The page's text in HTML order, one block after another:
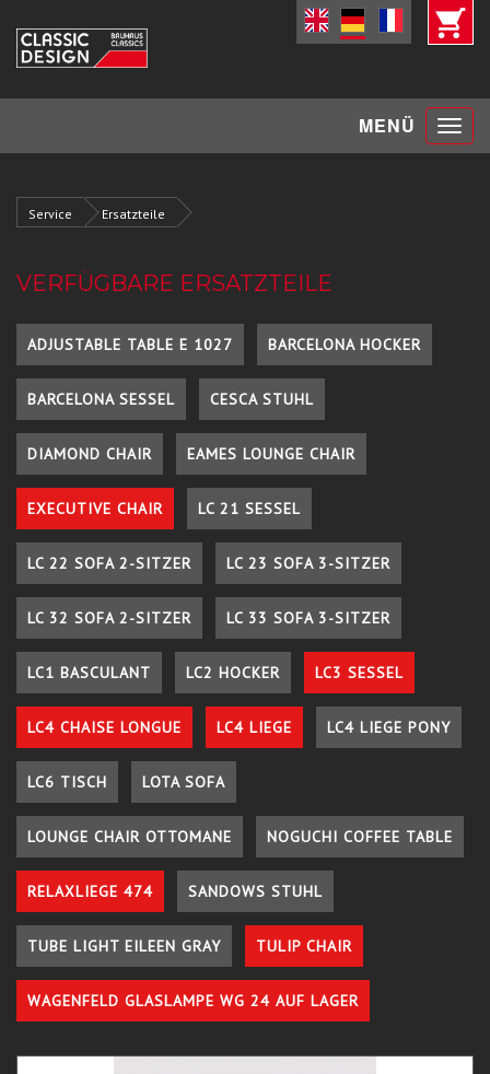
MENÜ Toggle
Service Ersatzteile
VERFÜGBARE ERSATZTEILE
ADJUSTABLE TABLE E 1027 BARCELONA HOCKER
BARCELONA SESSEL CESCA STUHL
DIAMOND CHAIR EAMES LOUNGE CHAIR
EXECUTIVE CHAIR LC 21 SESSEL
LC 22 SOFA 2-SITZER LC 23 SOFA 3-SITZER
LC 32 SOFA 2-SITZER LC 33 SOFA 3-SITZER
LC1 BASCULANT LC2 HOCKER LC3 SESSEL
LC4 CHAISE LONGUE LC4 LIEGE LC4 LIEGE PONY
LC6 TISCH LOTA SOFA
LOUNGE CHAIR OTTOMANE NOGUCHI COFFEE TABLE
RELAXLIEGE 474 SANDOWS STUHL
TUBE LIGHT EILEEN GRAY TULIP CHAIR
WAGENFELD GLASLAMPE WG 24 AUF LAGER